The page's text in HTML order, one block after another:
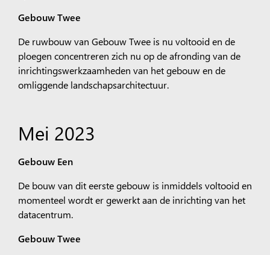
Gebouw Twee
De ruwbouw van Gebouw Twee is nu voltooid en de
ploegen concentreren zich nu op de afronding van de
inrichtingswerkzaamheden van het gebouw en de
omliggende landschapsarchitectuur.
Mei 2023
Gebouw Een
De bouw van dit eerste gebouw is inmiddels voltooid en
momenteel wordt er gewerkt aan de inrichting van het
datacentrum.
Gebouw Twee